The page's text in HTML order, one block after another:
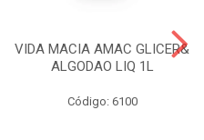
VIDA MACIA AMAC GLICER&
ALGODAO LIQ 1L
Código: 6100